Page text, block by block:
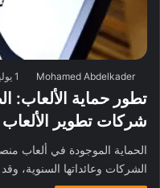
Mohamed Abdelkader 1 يوليو، 2022
تطور حماية الألعاب:
شركات تطوير
الحماية الموجودة في ألعاب
الشركات وعائداتها السنوية،